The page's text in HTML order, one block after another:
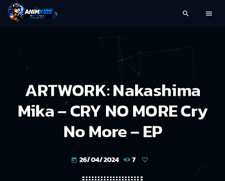
search menu
ARTWORK: Nakashima
Mika – CRY NO MORE Cry
No More – EP
today 26/04/2024 7